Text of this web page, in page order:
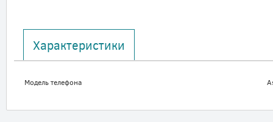
Характеристики
Модель телефона